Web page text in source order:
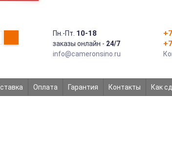
Пн.-Пт. 10-18
заказы онлайн - 24/7
info@cameronsino.ru
Оплата Гарантия Контакты Как